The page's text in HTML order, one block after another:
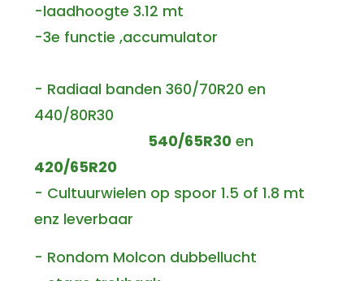
-laadhoogte 3.12 mt
-3e functie ,accumulator
- Radiaal banden 360/70R20 en
440/80R30
540/65R30 en
420/65R20
- Cultuurwielen op spoor 1.5 of 1.8 mt
enz leverbaar
- Rondom Molcon dubbellucht